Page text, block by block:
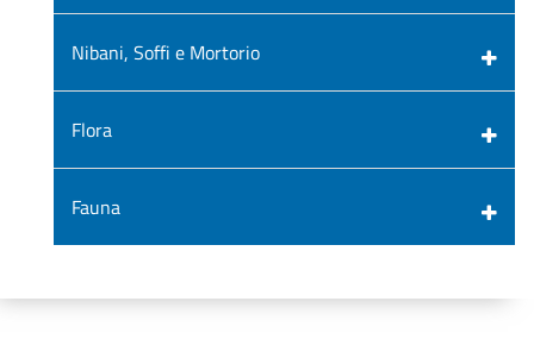
Nibani, Soffi e Mortorio
Flora
Fauna